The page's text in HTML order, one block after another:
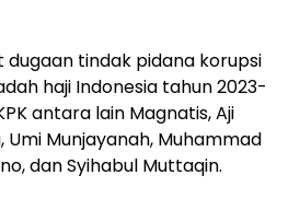
tindak pidana korupsi
haji Indonesia tahun 2023-
antara lain Magnatis, Aji
Umi Munjayanah, Muhammad
dan Syihabul Muttaqin.